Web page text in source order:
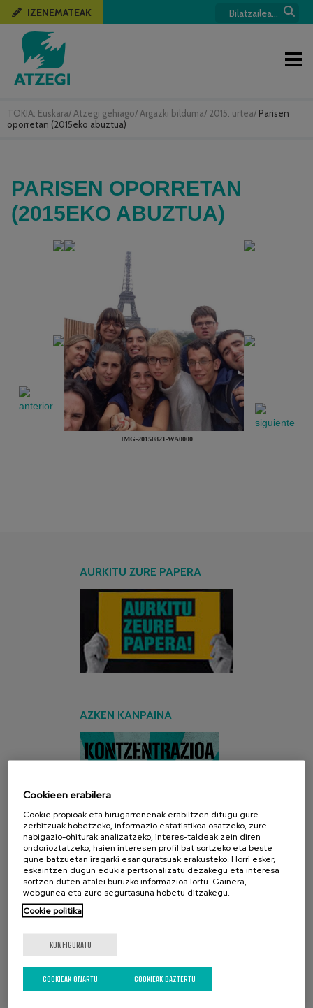
TOKIA: Euskara/ Atzegi gehiago/ Argazki bilduma/ 2015. urtea/ Parisen
oporretan (2015eko abuztua)
IZENEMATEAK
PARISEN OPORRETAN
(2015EKO ABUZTUA)
IMG-20150821-WA0000
AURKITU ZURE PAPERA
AZKEN KANPAINA
SARE SOZIALAK
Cookieen erabilera
Cookie propioak eta hirugarrenenak erabiltzen ditugu gure
zerbitzuak hobetzeko, informazio estatistikoa osatzeko, zure
nabigazio-ohiturak analizatzeko, interes-taldeak zein diren
ondorioztatzeko, haien interesen profil bat sortzeko eta beste
gune batzuetan iragarki esanguratsuak erakusteko. Horri esker,
eskaintzen dugun edukia pertsonalizatu dezakegu eta interesa
sortzen duten atalei buruzko informazioa lortu. Gainera,
webgunea eta zure segurtasuna hobetu ditzakegu.
Cookie politika
KONFIGURATU
COOKIEAK BAZTERTU
COOKIEAK ONARTU